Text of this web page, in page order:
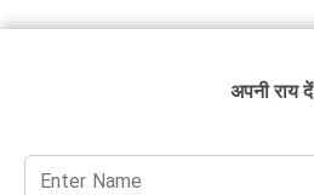
अपनी राय दें